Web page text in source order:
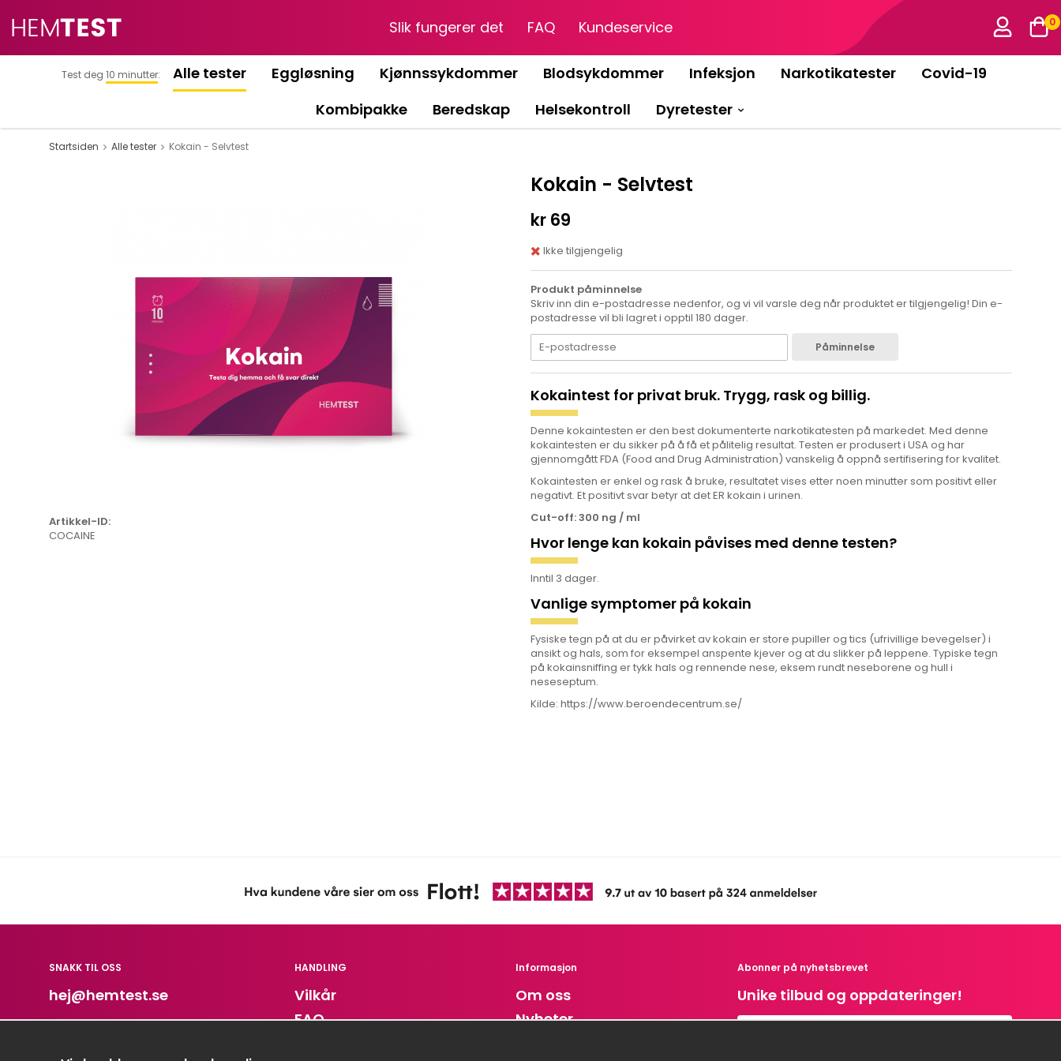
0
Slik fungerer det FAQ Kundeservice
Test deg 10 minutter: Alle tester Eggløsning Kjønnssykdommer Blodsykdommer Infeksjon Narkotikatester
Covid-19
Kombipakke
Beredskap Helsekontroll Dyretester
Startsiden Alle tester Kokain - Selvtest
Kokain - Selvtest
kr 69
Ikke tilgjengelig
Produkt påminnelse
Skriv inn din e-postadresse nedenfor, og vi vil varsle deg når produktet er tilgjengelig! Din e-
postadresse vil bli lagret i opptil 180 dager.
Påminnelse
Kokaintest for privat bruk. Trygg, rask og billig.
Denne kokaintesten er den best dokumenterte narkotikatesten på markedet. Med denne
kokaintesten er du sikker på å få et pålitelig resultat. Testen er produsert i USA og har
gjennomgått FDA (Food and Drug Administration) vanskelig å oppnå sertifisering for kvalitet.
Kokaintesten er enkel og rask å bruke, resultatet vises etter noen minutter som positivt eller
negativt. Et positivt svar betyr at det ER kokain i urinen.
Cut-off: 300 ng / ml
Hvor lenge kan kokain påvises med denne testen?
Inntil 3 dager.
Vanlige symptomer på kokain
Fysiske tegn på at du er påvirket av kokain er store pupiller og tics (ufrivillige bevegelser) i
ansikt og hals, som for eksempel anspente kjever og at du slikker på leppene. Typiske tegn
på kokainsniffing er tykk hals og rennende nese, eksem rundt neseborene og hull i
neseseptum.
Kilde: https://www.beroendecentrum.se/
Artikkel-ID:
COCAINE
SNAKK TIL OSS
hej@hemtest.se
HANDLING
Vilkår
FAQ
Informasjon
Om oss
Nyheter
Abonner på nyhetsbrevet
Unike tilbud og oppdateringer!